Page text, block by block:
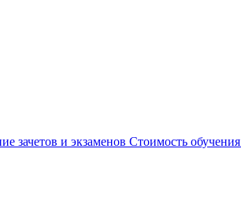
зачетов и экзаменов Стоимость обучения